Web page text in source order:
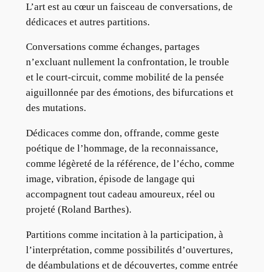
L’art est au cœur un faisceau de conversations, de
dédicaces et autres partitions.
Conversations comme échanges, partages
n’excluant nullement la confrontation, le trouble
et le court-circuit, comme mobilité de la pensée
aiguillonnée par des émotions, des bifurcations et
des mutations.
Dédicaces comme don, offrande, comme geste
poétique de l’hommage, de la reconnaissance,
comme légèreté de la référence, de l’écho, comme
image, vibration, épisode de langage qui
accompagnent tout cadeau amoureux, réel ou
projeté (Roland Barthes).
Partitions comme incitation à la participation, à
l’interprétation, comme possibilités d’ouvertures,
de déambulations et de découvertes, comme entrée